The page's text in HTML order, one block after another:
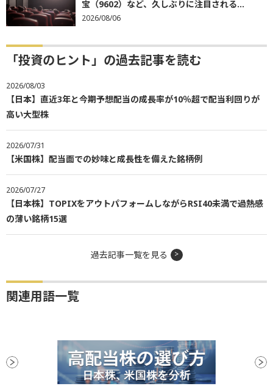
宝（9602）など、久しぶりに注目される...
2026/08/06
「投資のヒント」の過去記事を読む
2026/08/03
【日本】直近3年と今期予想配当の成長率が10％超で配当利回りが
高い大型株
2026/07/31
【米国株】配当面での妙味と成長性を備えた銘柄例
2026/07/27
【日本株】TOPIXをアウトパフォームしながらRSI40未満で過熱感
の薄い銘柄15選
過去記事一覧を見る
関連用語一覧